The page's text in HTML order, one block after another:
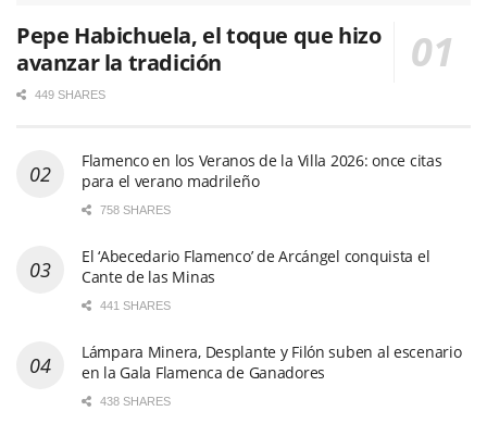
Pepe Habichuela, el toque que hizo
avanzar la tradición
449 SHARES
Flamenco en los Veranos de la Villa 2026: once citas
para el verano madrileño
758 SHARES
El ‘Abecedario Flamenco’ de Arcángel conquista el
Cante de las Minas
441 SHARES
Lámpara Minera, Desplante y Filón suben al escenario
en la Gala Flamenca de Ganadores
438 SHARES